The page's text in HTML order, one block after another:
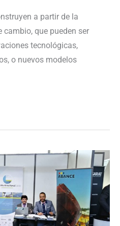
a partir de la
que pueden ser
tecnológicas,
o nuevos modelos